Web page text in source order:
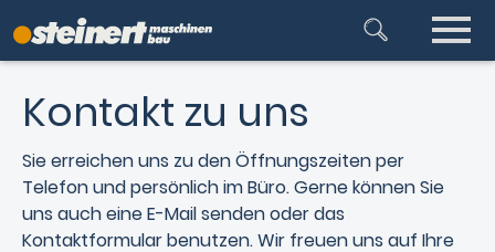
Kontakt zu uns
Sie erreichen uns zu den Öffnungszeiten per
Telefon und persönlich im Büro. Gerne können Sie
uns auch eine E-Mail senden oder das
Kontaktformular benutzen. Wir freuen uns auf Ihre